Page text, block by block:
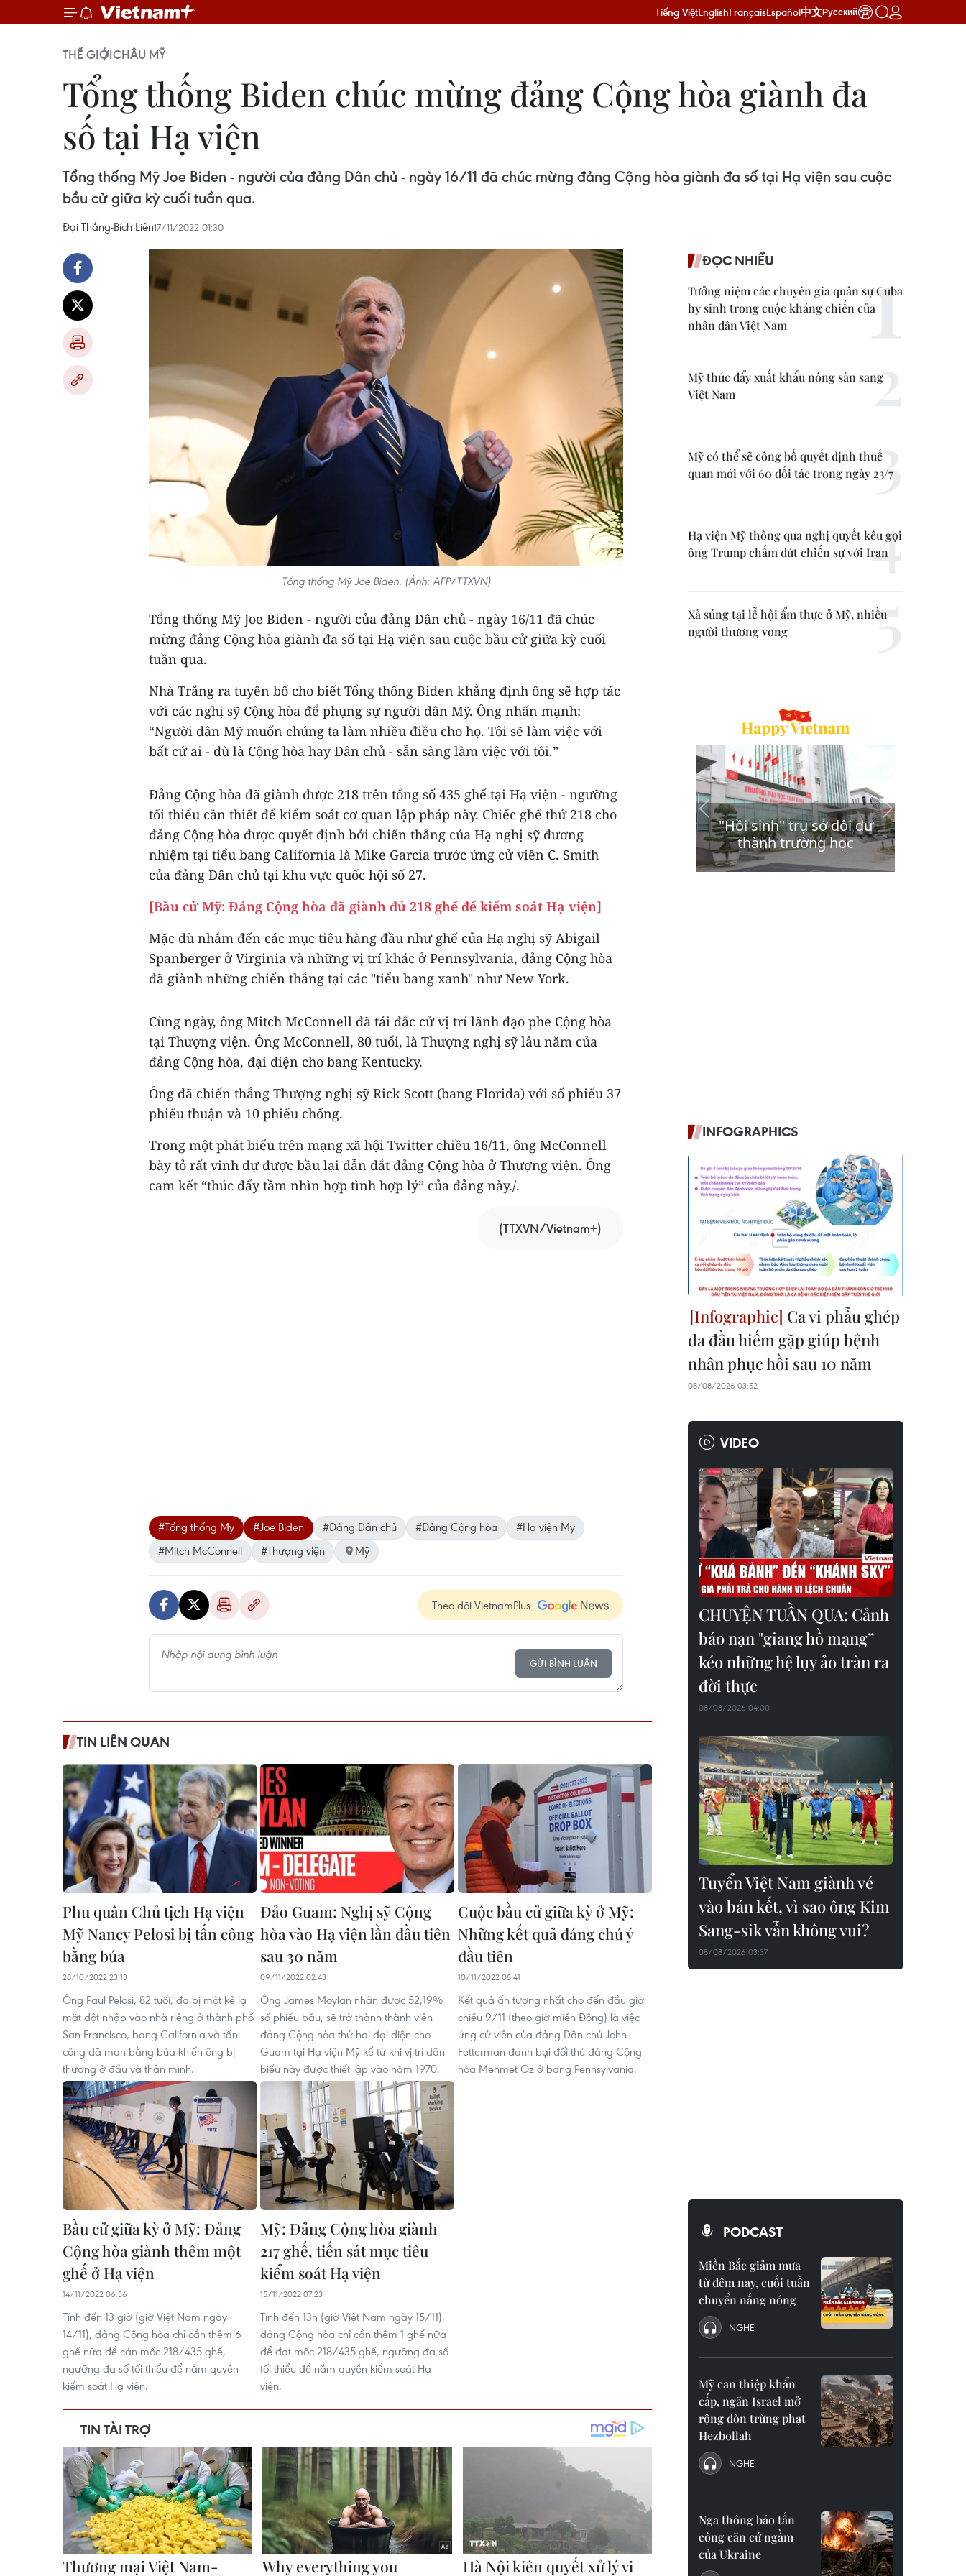
Tiếng ViệtEnglishFrançaisEspañol中文Русский
THẾ GIỚICHÂU MỸ
Tổng thống Biden chúc mừng đảng Cộng hòa giành đa
số tại Hạ viện
Tổng thống Mỹ Joe Biden - người của đảng Dân chủ - ngày 16/11 đã chúc mừng đảng Cộng hòa giành đa số tại Hạ viện sau cuộc
bầu cử giữa kỳ cuối tuần qua.
Đại Thắng-Bích Liên17/11/2022 01:30
Tổng thống Mỹ Joe Biden. (Ảnh: AFP/TTXVN)
Tổng thống Mỹ Joe Biden - người của đảng Dân chủ - ngày 16/11 đã chúc
mừng đảng Cộng hòa giành đa số tại Hạ viện sau cuộc bầu cử giữa kỳ cuối
tuần qua.
Nhà Trắng ra tuyên bố cho biết Tổng thống Biden khẳng định ông sẽ hợp tác
với các nghị sỹ Cộng hòa để phụng sự người dân Mỹ. Ông nhấn mạnh:
“Người dân Mỹ muốn chúng ta làm nhiều điều cho họ. Tôi sẽ làm việc với
bất cứ ai - dù là Cộng hòa hay Dân chủ - sẵn sàng làm việc với tôi.”
Đảng Cộng hòa đã giành được 218 trên tổng số 435 ghế tại Hạ viện - ngưỡng
tối thiểu cần thiết để kiểm soát cơ quan lập pháp này. Chiếc ghế thứ 218 cho
đảng Cộng hòa được quyết định bởi chiến thắng của Hạ nghị sỹ đương
nhiệm tại tiểu bang California là Mike Garcia trước ứng cử viên C. Smith
của đảng Dân chủ tại khu vực quốc hội số 27.
[Bầu cử Mỹ: Đảng Cộng hòa đã giành đủ 218 ghế để kiểm soát Hạ viện]
Mặc dù nhắm đến các mục tiêu hàng đầu như ghế của Hạ nghị sỹ Abigail
Spanberger ở Virginia và những vị trí khác ở Pennsylvania, đảng Cộng hòa
đã giành những chiến thắng tại các "tiểu bang xanh" như New York.
Cùng ngày, ông Mitch McConnell đã tái đắc cử vị trí lãnh đạo phe Cộng hòa
tại Thượng viện. Ông McConnell, 80 tuổi, là Thượng nghị sỹ lâu năm của
đảng Cộng hòa, đại diện cho bang Kentucky.
Ông đã chiến thắng Thượng nghị sỹ Rick Scott (bang Florida) với số phiếu 37
phiếu thuận và 10 phiếu chống.
Trong một phát biểu trên mạng xã hội Twitter chiều 16/11, ông McConnell
bày tỏ rất vinh dự được bầu lại dẫn dắt đảng Cộng hòa ở Thượng viện. Ông
cam kết “thúc đẩy tầm nhìn hợp tình hợp lý” của đảng này./.
(TTXVN/Vietnam+)
#Tổng thống Mỹ #Joe Biden #Đảng Dân chủ #Đảng Cộng hòa
#Hạ viện Mỹ
#Mitch McConnell
#Thượng viện Mỹ
Theo dõi VietnamPlus
GỬI BÌNH LUẬN
TIN LIÊN QUAN
Phu quân Chủ tịch Hạ viện
Mỹ Nancy Pelosi bị tấn công
bằng búa
28/10/2022 23:13
Ông Paul Pelosi, 82 tuổi, đã bị một kẻ lạ
mặt đột nhập vào nhà riêng ở thành phố
San Francisco, bang California và tấn
công dã man bằng búa khiến ông bị
thương ở đầu và thân mình.
Đảo Guam: Nghị sỹ Cộng
hòa vào Hạ viện lần đầu tiên
sau 30 năm
09/11/2022 02:43
Ông James Moylan nhận được 52,19%
số phiếu bầu, sẽ trở thành thành viên
đảng Cộng hòa thứ hai đại diện cho
Guam tại Hạ viện Mỹ kể từ khi vị trí dân
biểu này được thiết lập vào năm 1970.
Cuộc bầu cử giữa kỳ ở Mỹ:
Những kết quả đáng chú ý
đầu tiên
10/11/2022 05:41
Kết quả ấn tượng nhất cho đến đầu giờ
chiều 9/11 (theo giờ miền Đông) là việc
ứng cử viên của đảng Dân chủ John
Fetterman đánh bại đối thủ đảng Cộng
hòa Mehmet Oz ở bang Pennsylvania.
Bầu cử giữa kỳ ở Mỹ: Đảng
Cộng hòa giành thêm một
ghế ở Hạ viện
14/11/2022 06:36
Tính đến 13 giờ (giờ Việt Nam ngày
14/11), đảng Cộng hòa chỉ cần thêm 6
ghế nữa để cán mốc 218/435 ghế,
ngưỡng đa số tối thiểu để nắm quyền
kiểm soát Hạ viện.
Mỹ: Đảng Cộng hòa giành
217 ghế, tiến sát mục tiêu
kiểm soát Hạ viện
15/11/2022 07:23
Tính đến 13h (giờ Việt Nam ngày 15/11),
đảng Cộng hòa chỉ cần thêm 1 ghế nữa
để đạt mốc 218/435 ghế, ngưỡng đa số
tối thiểu để nắm quyền kiểm soát Hạ
viện.
ĐỌC NHIỀU
Tưởng niệm các chuyên gia quân sự Cuba
hy sinh trong cuộc kháng chiến của
nhân dân Việt Nam
Mỹ thúc đẩy xuất khẩu nông sản sang
Việt Nam
Mỹ có thể sẽ công bố quyết định thuế
quan mới với 60 đối tác trong ngày 23/7
Hạ viện Mỹ thông qua nghị quyết kêu gọi
ông Trump chấm dứt chiến sự với Iran
Xả súng tại lễ hội ẩm thực ở Mỹ, nhiều
người thương vong
INFOGRAPHICS
Ca vi phẫu ghép
da đầu hiếm gặp giúp bệnh
nhân phục hồi sau 10 năm
08/08/2026 03:52
VIDEO
CHUYỆN TUẦN QUA: Cảnh
báo nạn "giang hồ mạng”
kéo những hệ lụy ảo tràn ra
đời thực
08/08/2026 04:00
Tuyển Việt Nam giành vé
vào bán kết, vì sao ông Kim
Sang-sik vẫn không vui?
08/08/2026 03:37
PODCAST
Miền Bắc giảm mưa
từ đêm nay, cuối tuần
chuyển nắng nóng
NGHE
Mỹ can thiệp khẩn
cấp, ngăn Israel mở
rộng đòn trừng phạt
Hezbollah
NGHE
Nga thông báo tấn
công căn cứ ngầm
của Ukraine